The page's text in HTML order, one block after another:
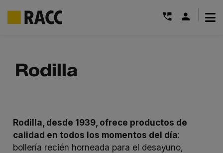
contenido
Rodilla
Rodilla, desde 1939, ofrece productos de
calidad en todos los momentos del día:
bollería recién horneada para el desayuno,